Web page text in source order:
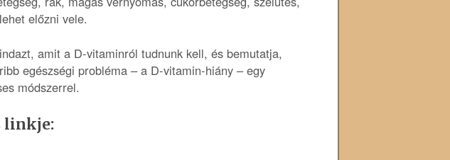
előzni vele.
amit a D-vitaminról tudnunk kell, és bemutatja,
egészségi probléma – a D-vitamin-hiány – egy
módszerrel.
linkje: